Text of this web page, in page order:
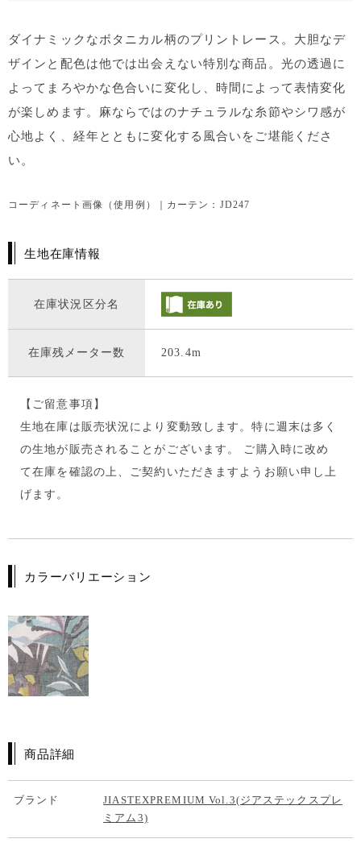
ダイナミックなボタニカル柄のプリントレース。大胆なデ
ザインと配色は他では出会えない特別な商品。光の透過に
よってまろやかな色合いに変化し、時間によって表情変化
が楽しめます。麻ならではのナチュラルな糸節やシワ感が
心地よく、経年とともに変化する風合いをご堪能くださ
い。
コーディネート画像（使用例）｜カーテン：JD247
生地在庫情報
在庫状況区分名
在庫残メーター数 203.4m
【ご留意事項】
生地在庫は販売状況により変動致します。特に週末は多く
の生地が販売されることがございます。 ご購入時に改め
て在庫を確認の上、ご契約いただきますようお願い申し上
げます。
カラーバリエーション
商品詳細
ブランド
JIASTEXPREMIUM Vol.3(ジアステックスプレ
ミアム3)